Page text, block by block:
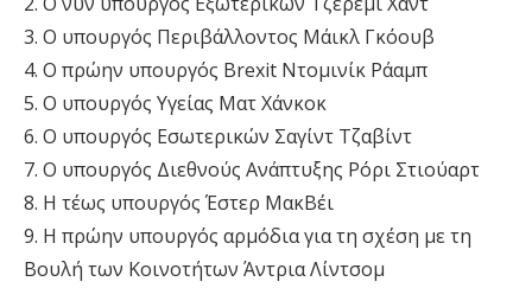
3. Ο υπουργός Περιβάλλοντος Μάικλ Γκόουβ
4. Ο πρώην υπουργός Brexit Ντομινίκ Ράαμπ
5. Ο υπουργός Υγείας Ματ Χάνκοκ
6. Ο υπουργός Εσωτερικών Σαγίντ Τζαβίντ
7. Ο υπουργός Διεθνούς Ανάπτυξης Ρόρι Στιούαρτ
8. Η τέως υπουργός Έστερ ΜακΒέι
9. Η πρώην υπουργός αρμόδια για τη σχέση με τη
Βουλή των Κοινοτήτων Άντρια Λίντσομ